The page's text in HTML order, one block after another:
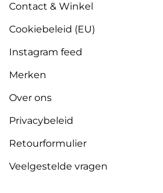
Contact & Winkel
Cookiebeleid (EU)
Instagram feed
Merken
Over ons
Privacybeleid
Retourformulier
Veelgestelde vragen